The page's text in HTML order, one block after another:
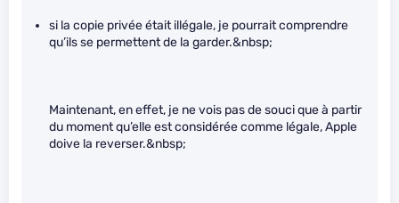
si la copie privée était illégale, je pourrait comprendre
qu’ils se permettent de la garder.&nbsp;
Maintenant, en effet, je ne vois pas de souci que à partir
du moment qu’elle est considérée comme légale, Apple
doive la reverser.&nbsp;